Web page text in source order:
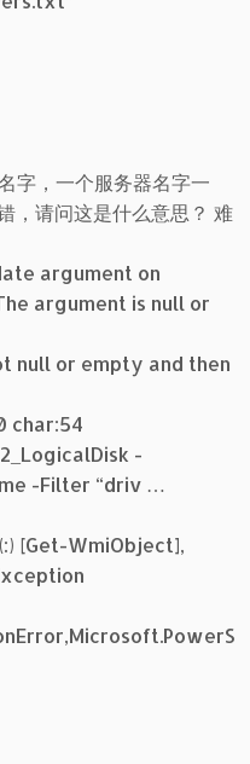
字，一个服务器名字一
，请问这是什么意思？ 难
argument on
argument is null or
null or empty and then
char:54
-
-Filter “driv …
[Get-WmiObject],